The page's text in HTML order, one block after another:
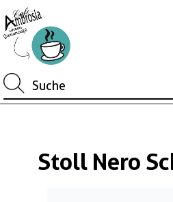
Stoll Nero